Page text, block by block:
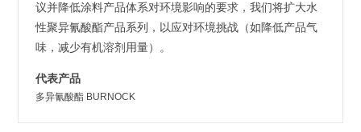
议并降低涂料产品体系对环境影响的要求，我们将扩大水
性聚异氰酸酯产品系列，以应对环境挑战（如降低产品气
味，减少有机溶剂用量）。
代表产品
多异氰酸酯 BURNOCK